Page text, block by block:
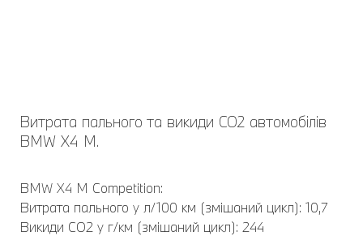
Витрата пального та викиди CO2 автомобілів
BMW Х4 M.
BMW Х4 M Competition:
Витрата пального у л/100 км (змішаний цикл): 10,7
Викиди CO2 у г/км (змішаний цикл): 244